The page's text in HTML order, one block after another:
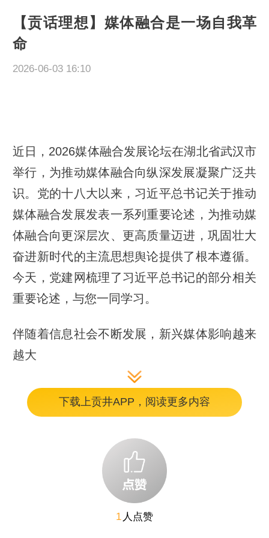
【贡话理想】媒体融合是一场自我革
命
2026-06-03 16:10
近日，2026媒体融合发展论坛在湖北省武汉市
举行，为推动媒体融合向纵深发展凝聚广泛共
识。党的十八大以来，习近平总书记关于推动
媒体融合发展发表一系列重要论述，为推动媒
体融合向更深层次、更高质量迈进，巩固壮大
奋进新时代的主流思想舆论提供了根本遵循。
今天，党建网梳理了习近平总书记的部分相关
重要论述，与您一同学习。
伴随着信息社会不断发展，新兴媒体影响越来
越大
今天，宣传思想工作的社会条件已大不一样
有些过去不合时宜，现在却势在必行；有些过
去不可逾越，现在则需要突破。“不日新者必
日退。”“明者因时而变，知者随事而制。”做好
宣传思想工作，比以往任何时候都更加需要创
下载上贡井APP，阅读更多内容
1 人点赞